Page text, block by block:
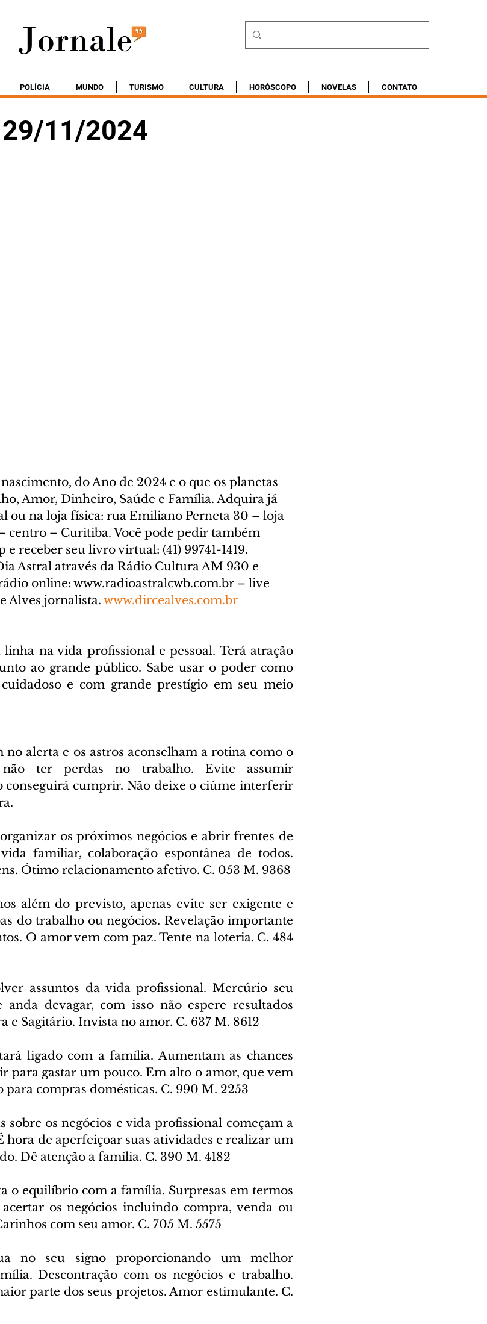
POLÍCIA MUNDO TURISMO CULTURA HORÓSCOPO NOVELAS CONTATO
11/2024
do Ano de 2024 e o que os planetas
Amor, Dinheiro, Saúde e Família. Adquira já
ou na loja física: rua Emiliano Perneta 30 – loja
centro – Curitiba. Você pode pedir também
receber seu livro virtual: (41) 99741-1419.
Astral através da Rádio Cultura AM 930 e
online: www.radioastralcwb.com.br – live
Alves jornalista. www.dircealves.com.br
na vida profissional e pessoal. Terá atração
ao grande público. Sabe usar o poder como
e com grande prestígio em seu meio
no alerta e os astros aconselham a rotina como o
ter perdas no trabalho. Evite assumir
conseguirá cumprir. Não deixe o ciúme interferir
os próximos negócios e abrir frentes de
familiar, colaboração espontânea de todos.
Ótimo relacionamento afetivo. C. 053 M. 9368
além do previsto, apenas evite ser exigente e
do trabalho ou negócios. Revelação importante
O amor vem com paz. Tente na loteria. C. 484
assuntos da vida profissional. Mercúrio seu
devagar, com isso não espere resultados
e Sagitário. Invista no amor. C. 637 M. 8612
ligado com a família. Aumentam as chances
para gastar um pouco. Em alto o amor, que vem
para compras domésticas. C. 990 M. 2253
sobre os negócios e vida profissional começam a
hora de aperfeiçoar suas atividades e realizar um
Dê atenção a família. C. 390 M. 4182
o equilíbrio com a família. Surpresas em termos
os negócios incluindo compra, venda ou
com seu amor. C. 705 M. 5575
no seu signo proporcionando um melhor
Descontração com os negócios e trabalho.
parte dos seus projetos. Amor estimulante. C.